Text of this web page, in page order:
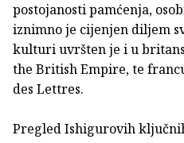
postojanosti pamćenja,
iznimno je cijenjen diljem
kulturi uvršten je i u
the British Empire, te
des Lettres.
Pregled Ishigurovih